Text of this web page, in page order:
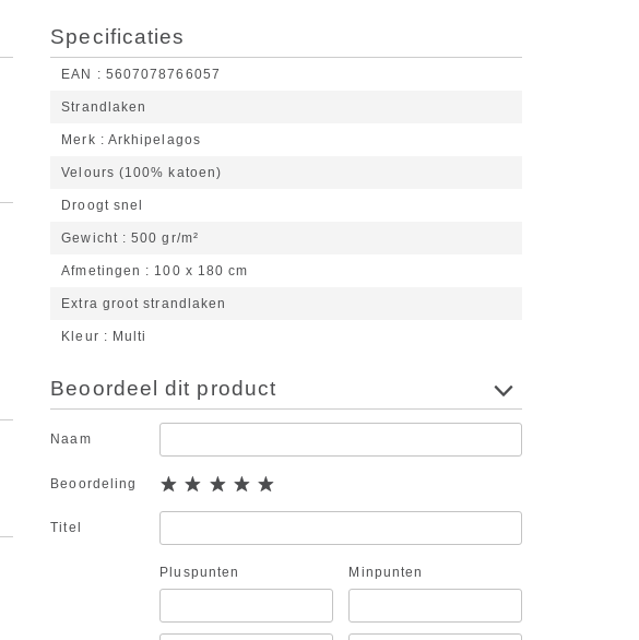
Specificaties
EAN 5607078766057
Strandlaken
Merk Arkhipelagos
Velours (100% katoen)
Droogt snel
Gewicht 500 gr/m²
Afmetingen 100 x 180 cm
Extra groot strandlaken
Kleur Multi
Beoordeel dit product
Naam
Beoordeling
Titel
Pluspunten Minpunten